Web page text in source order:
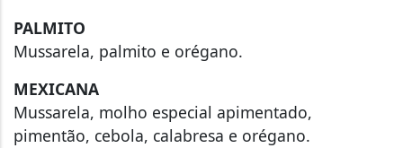
PALMITO
Mussarela, palmito e orégano.
MEXICANA
Mussarela, molho especial apimentado,
pimentão, cebola, calabresa e orégano.